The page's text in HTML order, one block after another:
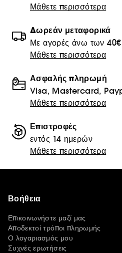
Μάθετε περισσότερα
Δωρεάν μεταφορικά
Με αγορές άνω των 40€
Μάθετε περισσότερα
Ασφαλής πληρωμή
Visa, Mastercard,
Μάθετε περισσότερα
Επιστροφές
εντός 14 ημερών
Μάθετε περισσότερα
Βοήθεια
Επικοινωνήστε μαζί μας
Αποδεκτοί τρόποι πληρωμής
Ο λογαριασμός μου
Συχνές ερωτήσεις